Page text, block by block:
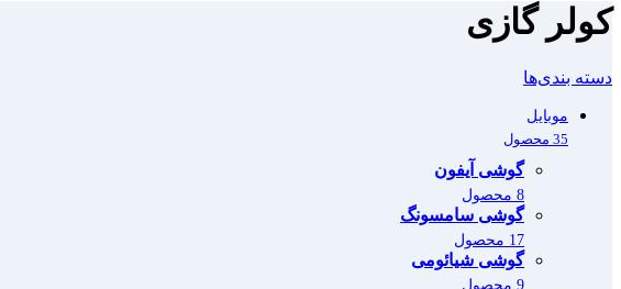
کولر گازی
دسته بندی‌ها
موبایل
35 محصول
گوشی آیفون
8 محصول
گوشی سامسونگ
17 محصول
گوشی شیائومی
9 محصول